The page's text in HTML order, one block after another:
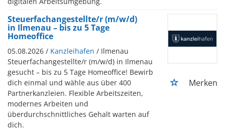
Steuerfachangestellte/r (m/w/d)
in Ilmenau – bis zu 5 Tage
Homeoffice
05.08.2026 / Kanzleihafen / Ilmenau
Steuerfachangestellte/r (m/w/d) in Ilmenau
gesucht – bis zu 5 Tage Homeoffice! Bewirb
dich einmal und wähle aus über 400
Partnerkanzleien. Flexible Arbeitszeiten,
modernes Arbeiten und
überdurchschnittliches Gehalt warten auf
dich.
Merken